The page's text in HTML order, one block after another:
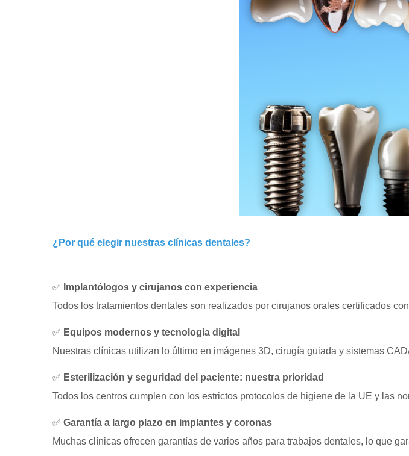
¿Por qué elegir nuestras clínicas dentales?
✅ Implantólogos y cirujanos con experiencia
Todos los tratamientos dentales son realizados por cirujanos orales certificados
✅ Equipos modernos y tecnología digital
Nuestras clínicas utilizan lo último en imágenes 3D, cirugía guiada y sistemas
✅ Esterilización y seguridad del paciente: nuestra prioridad
Todos los centros cumplen con los estrictos protocolos de higiene de la UE y las
✅ Garantía a largo plazo en implantes y coronas
Muchas clínicas ofrecen garantías de varios años para trabajos dentales, lo que